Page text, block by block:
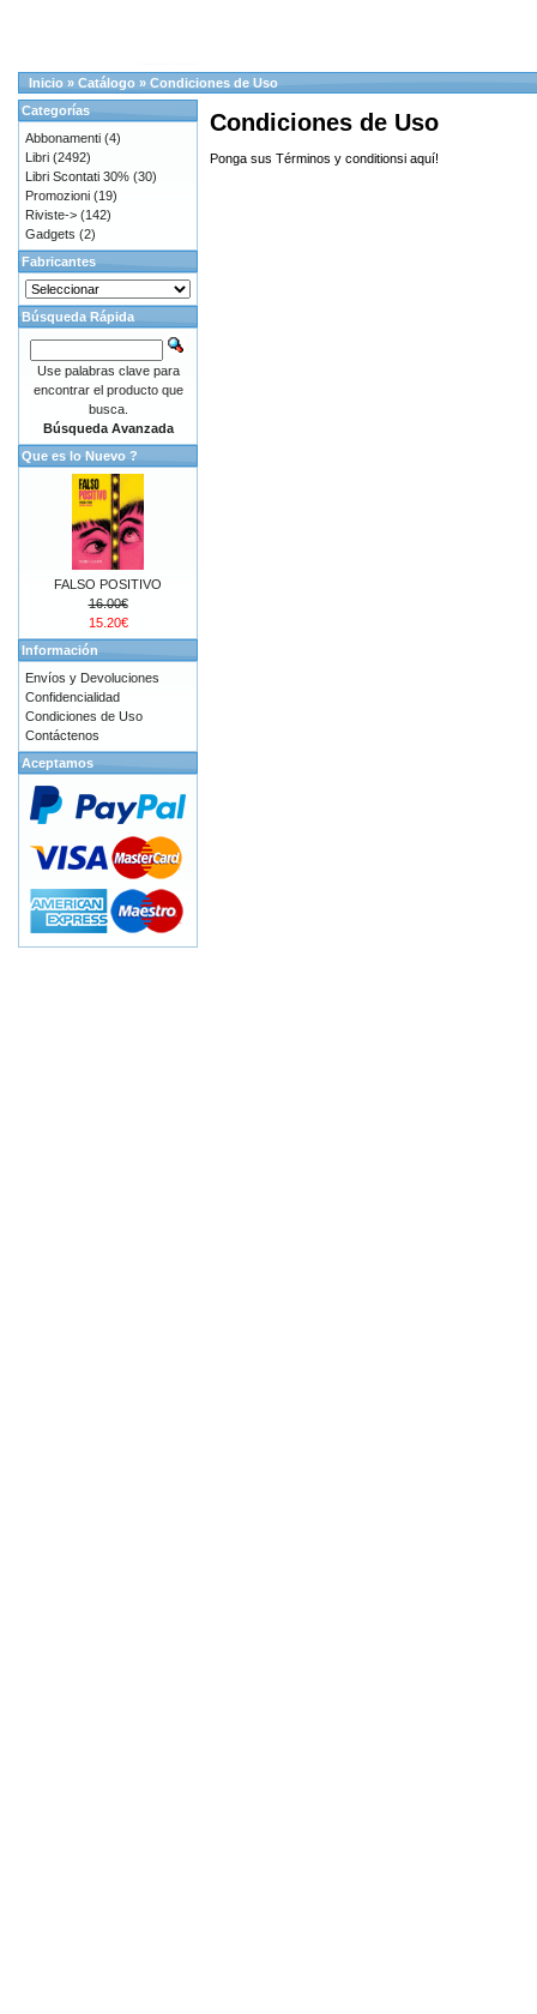
Inicio » Catálogo » Condiciones de Uso
Condiciones de Uso
Ponga sus Términos y conditionsi aquí!
Categorías
Abbonamenti (4)
Libri (2492)
Libri Scontati 30% (30)
Promozioni (19)
Riviste-> (142)
Gadgets (2)
Fabricantes
Búsqueda Rápida
Use palabras clave para
encontrar el producto que
busca.
Búsqueda Avanzada
Que es lo Nuevo ?
FALSO POSITIVO
16.00€
15.20€
Información
Envíos y Devoluciones
Confidencialidad
Condiciones de Uso
Contáctenos
Aceptamos